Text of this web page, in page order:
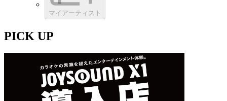
マイアーティスト
PICK UP